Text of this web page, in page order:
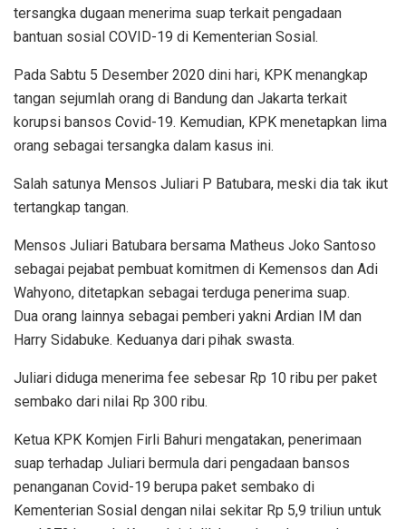
tersangka dugaan menerima suap terkait pengadaan
bantuan sosial COVID-19 di Kementerian Sosial.
Pada Sabtu 5 Desember 2020 dini hari, KPK menangkap
tangan sejumlah orang di Bandung dan Jakarta terkait
korupsi bansos Covid-19. Kemudian, KPK menetapkan lima
orang sebagai tersangka dalam kasus ini.
Salah satunya Mensos Juliari P Batubara, meski dia tak ikut
tertangkap tangan.
Mensos Juliari Batubara bersama Matheus Joko Santoso
sebagai pejabat pembuat komitmen di Kemensos dan Adi
Wahyono, ditetapkan sebagai terduga penerima suap.
Dua orang lainnya sebagai pemberi yakni Ardian IM dan
Harry Sidabuke. Keduanya dari pihak swasta.
Juliari diduga menerima fee sebesar Rp 10 ribu per paket
sembako dari nilai Rp 300 ribu.
Ketua KPK Komjen Firli Bahuri mengatakan, penerimaan
suap terhadap Juliari bermula dari pengadaan bansos
penanganan Covid-19 berupa paket sembako di
Kementerian Sosial dengan nilai sekitar Rp 5,9 triliun untuk